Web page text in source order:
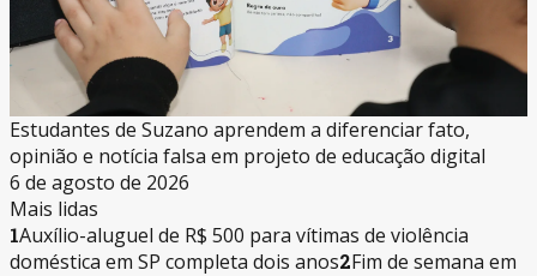
Estudantes de Suzano aprendem a diferenciar fato,
opinião e notícia falsa em projeto de educação digital
6 de agosto de 2026
Mais lidas
1Auxílio-aluguel de R$ 500 para vítimas de violência
doméstica em SP completa dois anos2Fim de semana em